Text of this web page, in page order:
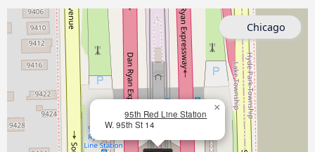
95th Red Line Station
W. 95th St 14
×
Chicago